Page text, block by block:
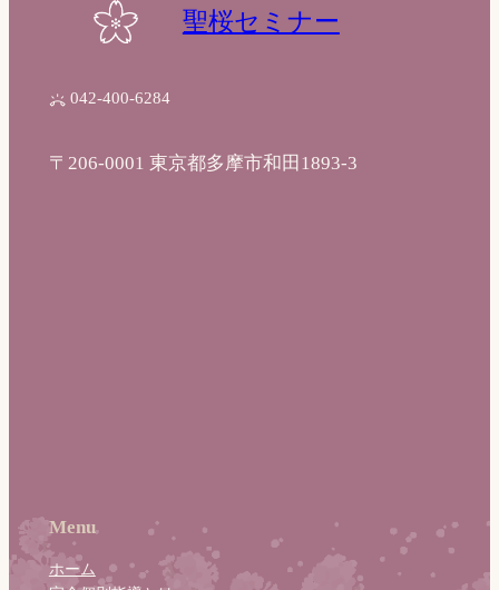
聖桜セミナー
042-400-6284
〒206-0001 東京都多摩市和田1893-3
Menu
ホーム